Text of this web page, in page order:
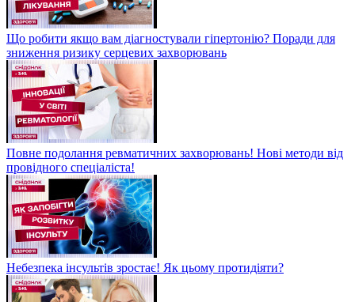
Що робити якщо вам діагностували гіпертонію? Поради для
зниження ризику серцевих захворювань
Повне подолання ревматичних захворювань! Нові методи від
провідного спеціаліста!
Небезпека інсультів зростає! Як цьому протидіяти?